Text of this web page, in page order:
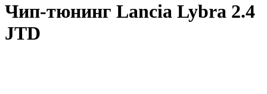
Чип-тюнинг Lancia Lybra 2.4
JTD